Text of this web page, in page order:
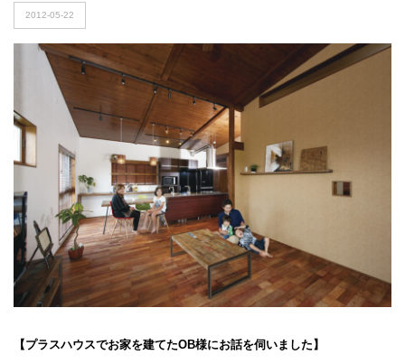
2012-05-22
【プラスハウスでお家を建てたOB様にお話を伺いました】